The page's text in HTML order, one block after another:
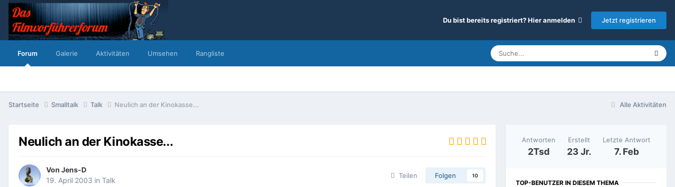
Du bist bereits registriert? Hier anmelden Jetzt registrieren
Forum Galerie Aktivitäten Umsehen Rangliste
Alle Aktivitäten
Startseite Smalltalk Talk Neulich an der Kinokasse...
Neulich an der Kinokasse...
Von Jens-D
19. April 2003 in Talk
Teilen Folgen 10
Antworten
2Tsd
Erstellt
23 Jr.
Letzte Antwort
7. Feb
TOP-BENUTZER IN DIESEM THEMA